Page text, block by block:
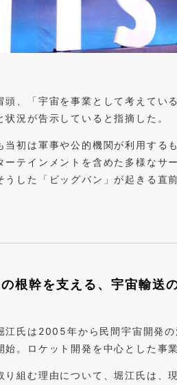
頭、「宇宙を事業として考えて
状況が告示していると指摘した。
当初は軍事や公的機関が利用する
ーテインメントを含めた多様なサ
うした「ビッグバン」が起きる直
根幹を支える、宇宙輸送
江氏は2005年から民間宇宙開発
始。ロケット開発を中心とした事
り組む理由について、堀江氏は